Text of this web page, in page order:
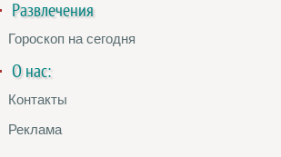
Развлечения
Гороскоп на сегодня
О нас:
Контакты
Реклама